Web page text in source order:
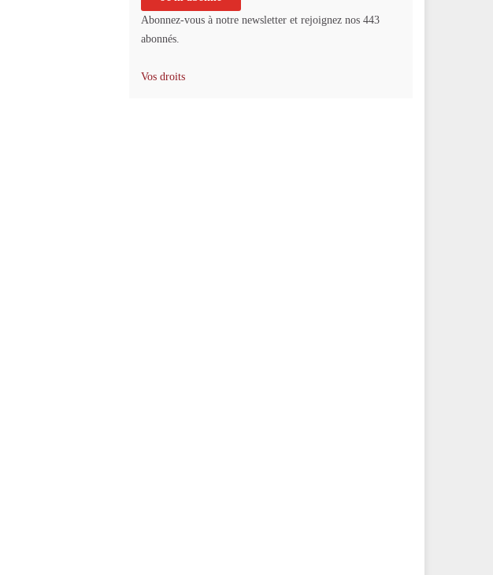
Abonnez-vous à notre newsletter et rejoignez nos 443
abonnés.
Vos droits